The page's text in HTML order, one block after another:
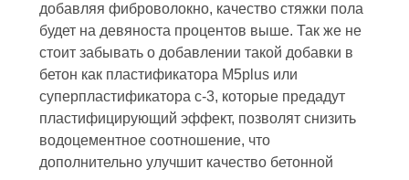
добавляя фиброволокно, качество стяжки пола
будет на девяноста процентов выше. Так же не
стоит забывать о добавлении такой добавки в
бетон как пластификатора M5plus или
суперпластификатора с-3, которые предадут
пластифицирующий эффект, позволят снизить
водоцементное соотношение, что
дополнительно улучшит качество бетонной